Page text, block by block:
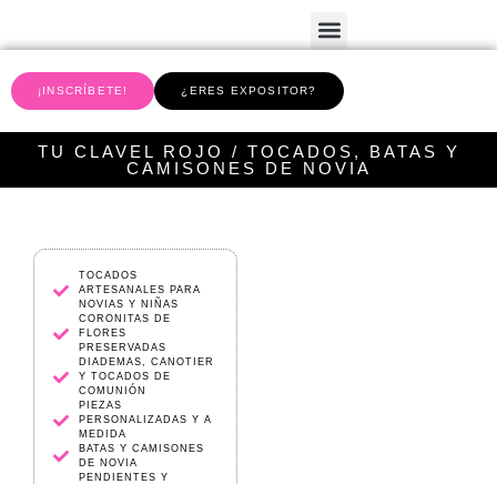
¡INSCRÍBETE! ¿ERES EXPOSITOR?
TU CLAVEL ROJO / TOCADOS, BATAS Y
CAMISONES DE NOVIA
TOCADOS
ARTESANALES PARA
NOVIAS Y NIÑAS
CORONITAS DE
FLORES
PRESERVADAS
DIADEMAS, CANOTIER
Y TOCADOS DE
COMUNIÓN
PIEZAS
PERSONALIZADAS Y A
MEDIDA
BATAS Y CAMISONES
DE NOVIA
PENDIENTES Y